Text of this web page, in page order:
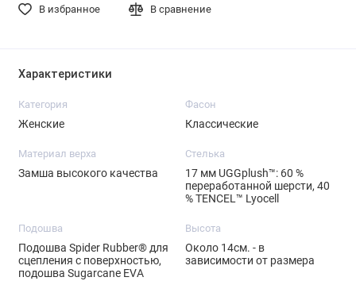
В избранное В сравнение
Характеристики
Категория
Женские
Фасон
Классические
Материал верха
Замша высокого качества
Стелька
17 мм UGGplush™: 60 %
переработанной шерсти, 40
% TENCEL™ Lyocell
Подошва
Подошва Spider Rubber® для
сцепления с поверхностью,
подошва Sugarcane EVA
Высота
Около 14см. - в
зависимости от размера